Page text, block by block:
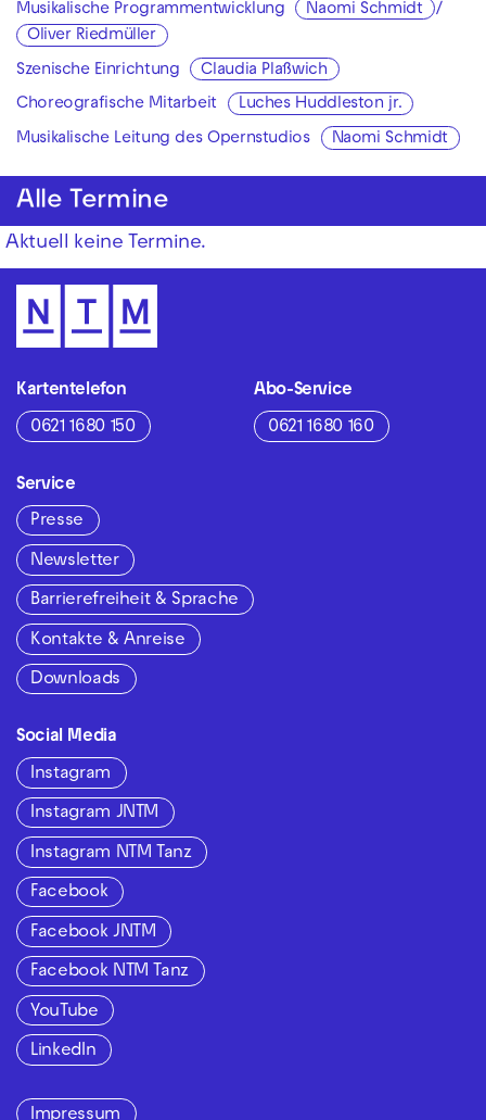
Musikalische Programmentwicklung Naomi Schmidt
/
Oliver Riedmüller
Szenische Einrichtung Claudia Plaßwich
Choreografische Mitarbeit Luches Huddleston jr.
Musikalische Leitung des Opernstudios Naomi Schmidt
Alle Termine
Aktuell keine Termine.
Kartentelefon
0621 1680 150
Abo-Service
0621 1680 160
Service
Presse
Newsletter
Barrierefreiheit & Sprache
Kontakte & Anreise
Downloads
Social Media
Instagram
Instagram JNTM
Instagram NTM Tanz
Facebook
Facebook JNTM
Facebook NTM Tanz
YouTube
LinkedIn
Impressum